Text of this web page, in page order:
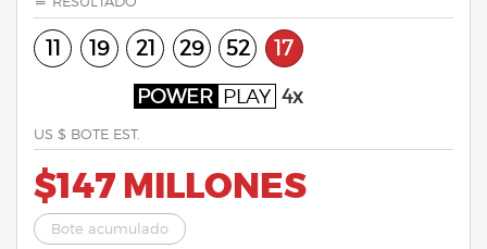
11 19 21 29 52 17
POWER PLAY 4x
US $ BOTE EST.
$147 MILLONES
Bote acumulado